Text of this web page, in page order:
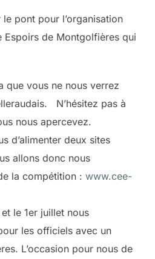
pont pour l’organisation
Espoirs de Montgolfières qui
que vous ne nous verrez
N’hésitez pas à
nous apercevez.
d’alimenter deux sites
allons donc nous
la compétition : www.cee-
le 1er juillet nous
les officiels avec un
L’occasion pour nous de